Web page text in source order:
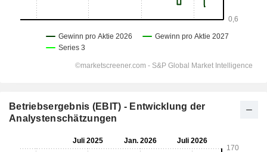
Betriebsergebnis (EBIT) - Entwicklung der
Analystenschätzungen